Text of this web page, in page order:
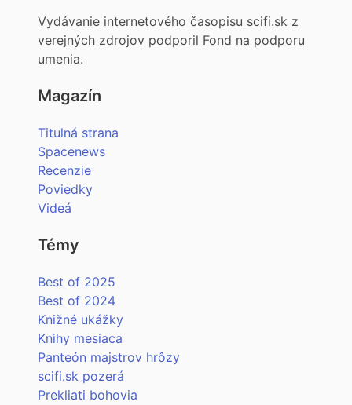
Vydávanie internetového časopisu scifi.sk z
verejných zdrojov podporil Fond na podporu
umenia.
Magazín
Titulná strana
Spacenews
Recenzie
Poviedky
Videá
Témy
Best of 2025
Best of 2024
Knižné ukážky
Knihy mesiaca
Panteón majstrov hrôzy
scifi.sk pozerá
Prekliati bohovia